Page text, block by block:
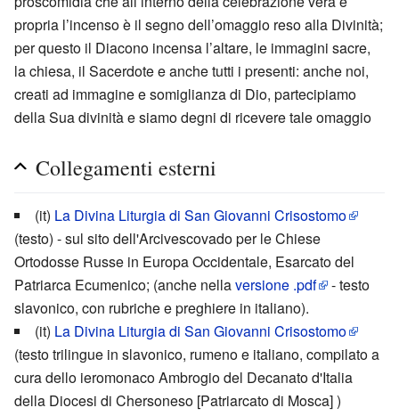
propria l’incenso è il segno dell’omaggio reso alla Divinità;
per questo il Diacono incensa l’altare, le immagini sacre,
la chiesa, il Sacerdote e anche tutti i presenti: anche noi,
creati ad immagine e somiglianza di Dio, partecipiamo
della Sua divinità e siamo degni di ricevere tale omaggio
Collegamenti esterni
(it) La Divina Liturgia di San Giovanni Crisostomo
(testo) - sul sito dell'Arcivescovado per le Chiese
Ortodosse Russe in Europa Occidentale, Esarcato del
Patriarca Ecumenico; (anche nellaversione .pdf
- testo
slavonico, con rubriche e preghiere in italiano).
(it) La Divina Liturgia di San Giovanni Crisostomo
(testo trilingue in slavonico, rumeno e italiano, compilato a
cura dello ieromonaco Ambrogio del Decanato d'Italia
della Diocesi di Chersoneso [Patriarcato di Mosca] )